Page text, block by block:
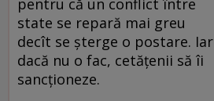
pentru că un conflict între
state se repară mai greu
decît se șterge o postare. Iar
dacă nu o fac, cetățenii să îi
sancționeze.